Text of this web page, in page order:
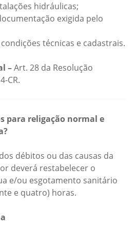
hidráulicas;
exigida pelo
técnicas e cadastrais.
–Art. 28 da Resolução
CR.
para religação normal e
débitos ou das causas da
deverá restabelecer o
e/ou esgotamento sanitário
e quatro) horas.